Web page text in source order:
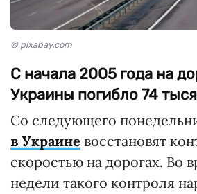
© pixabay.com
С начала 2005 года на
Украины погибло 74
Со следующего
в Украине восстановят
скоростью на дорогах. Во
недели такого контроля